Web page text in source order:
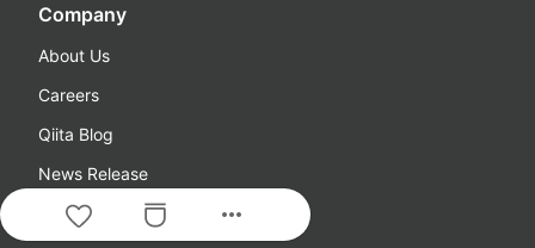
more_horiz
Company
About Us
Careers
Qiita Blog
News Release